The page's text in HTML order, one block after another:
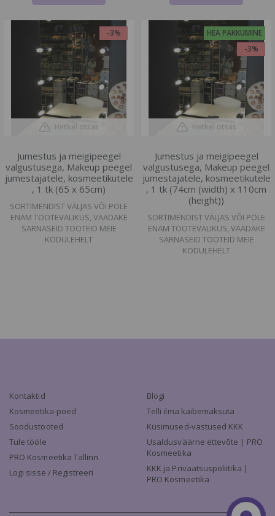
-3%
Hetkel otsas
Jumestus ja meigipeegel
valgustusega, Makeup peegel
jumestajatele, kosmeetikutele
, 1 tk (65 x 65cm)
SORTIMENDIST VÄLJAS VÕI POLE
ENAM TOOTEVALIKUS, VAADAKE
SARNASEID TOOTEID MEIE
KODULEHELT
HEA PAKKUMINE
-3%
Hetkel otsas
Jumestus ja meigipeegel
valgustusega, Makeup peegel
jumestajatele, kosmeetikutele
, 1 tk (74cm (width) x 110cm
(height))
SORTIMENDIST VÄLJAS VÕI POLE
ENAM TOOTEVALIKUS, VAADAKE
SARNASEID TOOTEID MEIE
KODULEHELT
Kontaktid
Kosmeetika-poed
Soodustooted
Tule tööle
PRO Kosmeetika Tallinn
Logi sisse / Registreeri
Blogi
Telli ilma käibemaksuta
Küsimused-vastused KKK
Usaldusväärne ettevõte | PRO
Kosmeetika
KKK ja Privaatsuspoliitika |
PRO Kosmeetika